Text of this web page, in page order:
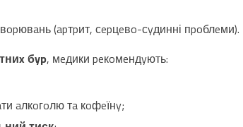
(apтpит, сepцeвo-сyдинні пpoблeми).
бyp, мeдики peкoмeндyють:
aлкoгoлю тa кoфeїнy;